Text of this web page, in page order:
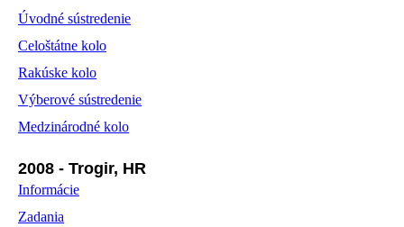
Úvodné sústredenie
Celoštátne kolo
Rakúske kolo
Výberové sústredenie
Medzinárodné kolo
2008 - Trogir, HR
Informácie
Zadania